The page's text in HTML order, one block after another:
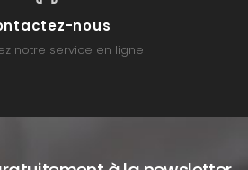
nous
notre service en ligne